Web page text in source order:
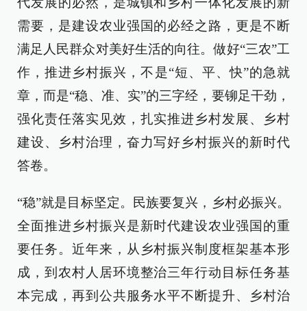
需要，是建设农业强国的必经之路，更是不断
满足人民群众对美好生活的向往。做好“三农”工
作，推进乡村振兴，不是“短、平、快”的急就
章，而是“稳、准、实”的三字经，要铆足干劲，
强化责任落实见效，扎实推进乡村发展、乡村
建设、乡村治理，奋力写好乡村振兴的新时代
答卷。
“稳”就是目标坚定。民族要复兴，乡村必振兴。
全面推进乡村振兴是新时代建设农业强国的重
要任务。近年来，从乡村振兴制度框架基本形
成，到农村人居环境整治三年行动目标任务基
本完成，再到公共服务水平不断提升、乡村治